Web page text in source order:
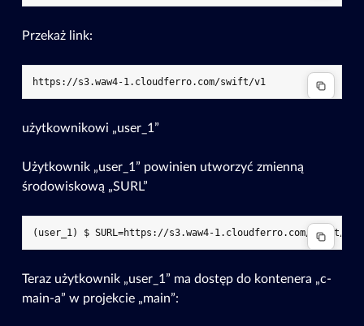
Przekaż link:
użytkownikowi „user_1”
Użytkownik „user_1” powinien utworzyć zmienną
środowiskową „SURL”
Teraz użytkownik „user_1” ma dostęp do kontenera „c-
main-a” w projekcie „main”: